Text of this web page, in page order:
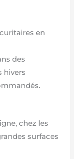
en
des
hivers
chez les
surfaces